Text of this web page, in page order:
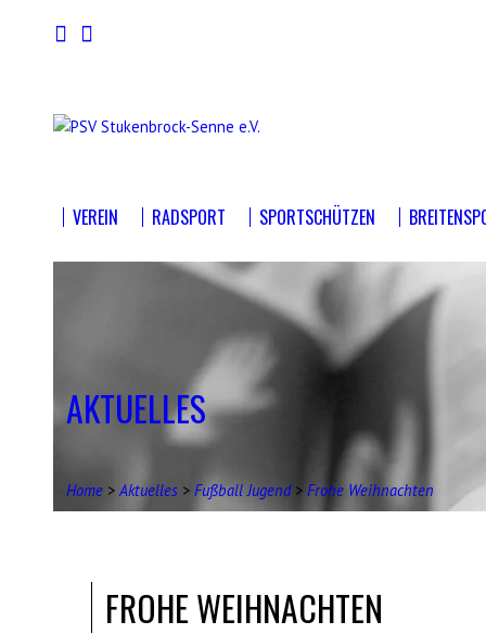
VEREIN RADSPORT SPORTSCHÜTZEN
AKTUELLES
Home > Aktuelles > Fußball Jugend> Frohe Weihnachten
FROHE WEIHNACHTEN